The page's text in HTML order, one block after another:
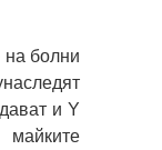
на болни
и Y